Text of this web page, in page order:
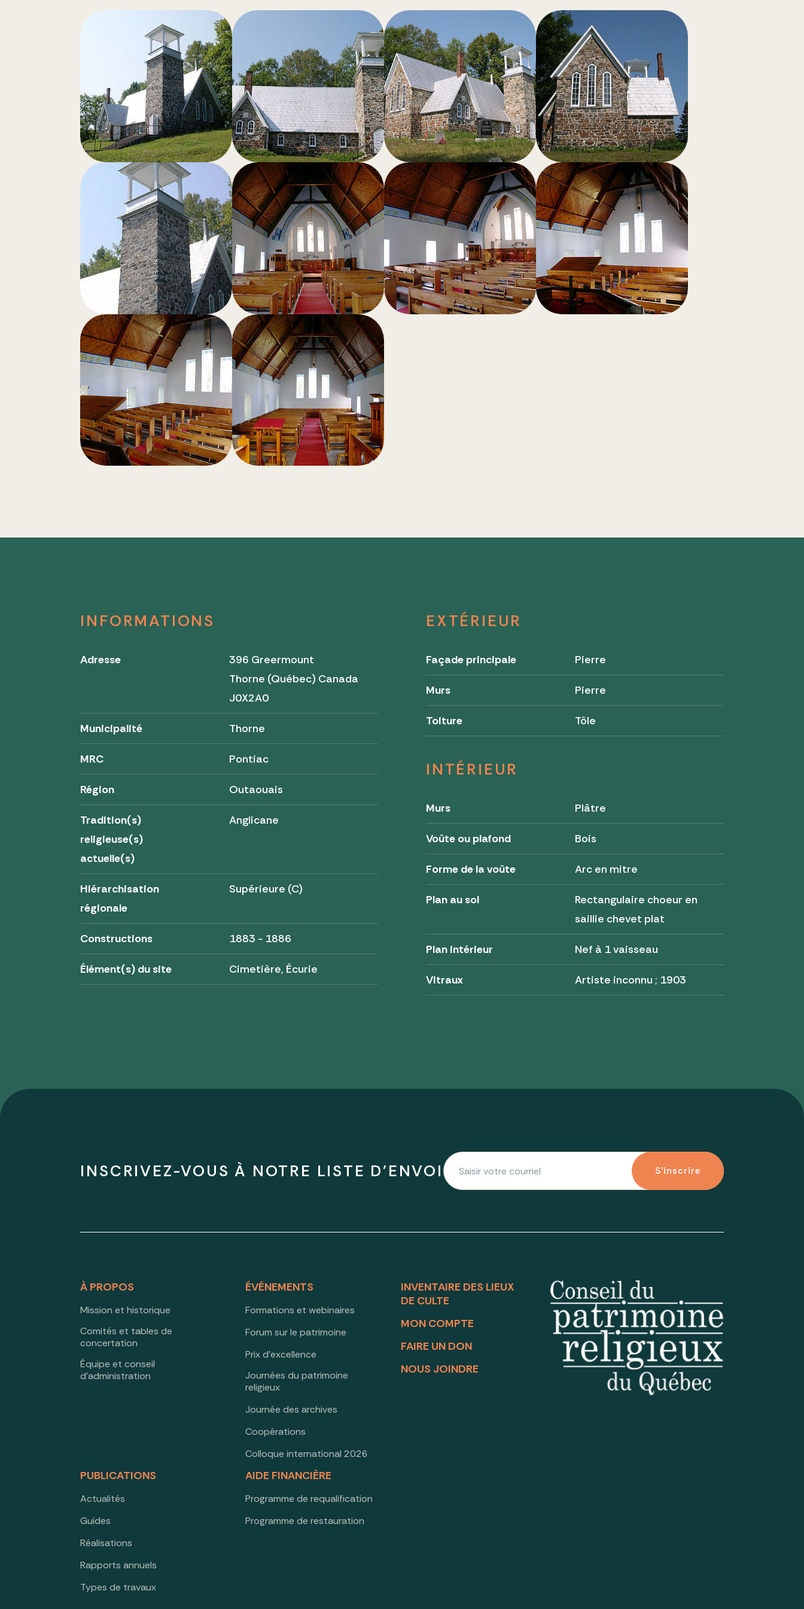
INFORMATIONS
Adresse
396 Greermount
Thorne (Québec) Canada
J0X2A0
Municipalité Thorne
MRC Pontiac
Région Outaouais
Tradition(s)
religieuse(s)
actuelle(s)
Anglicane
Hiérarchisation
régionale
Supérieure (C)
Constructions 1883 - 1886
Élément(s) du site Cimetière, Écurie
EXTÉRIEUR
Façade principale Pierre
Murs Pierre
Toiture Tôle
INTÉRIEUR
Murs Plâtre
Voûte ou plafond Bois
Forme de la voûte Arc en mitre
Plan au sol
Rectangulaire choeur en
saillie chevet plat
Plan intérieur Nef à 1 vaisseau
Vitraux Artiste inconnu ; 1903
INSCRIVEZ-VOUS À NOTRE LISTE D'ENVOI S'inscrire
À PROPOS
Mission et historique
Comités et tables de
concertation
Équipe et conseil
d’administration
ÉVÉNEMENTS
Formations et webinaires
Forum sur le patrimoine
Prix d’excellence
Journées du patrimoine
religieux
Journée des archives
Coopérations
Colloque international 2026
PUBLICATIONS
Actualités
Guides
Réalisations
Rapports annuels
Types de travaux
AIDE FINANCIÈRE
Programme de requalification
Programme de restauration
INVENTAIRE DES LIEUX
DE CULTE
MON COMPTE
FAIRE UN DON
NOUS JOINDRE